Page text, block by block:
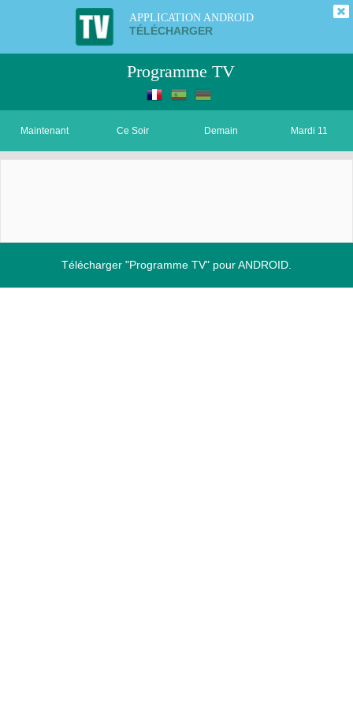
APPLICATION ANDROID
TÉLÉCHARGER
Programme TV
Maintenant Ce Soir Demain Mardi 11
Télécharger "Programme TV" pour ANDROID.